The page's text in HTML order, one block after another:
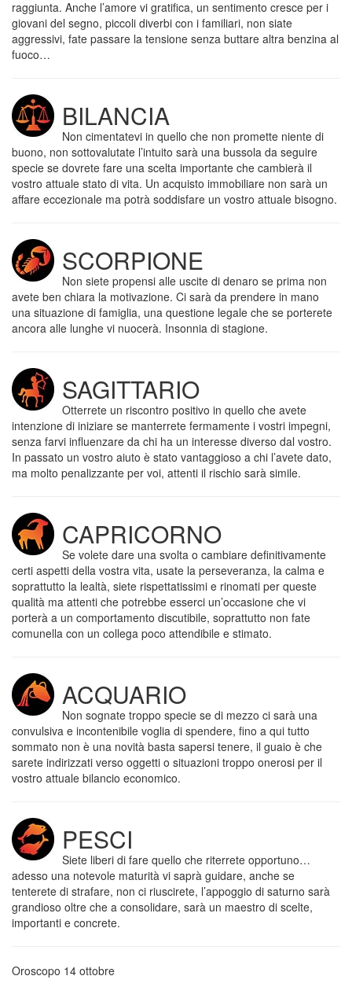
raggiunta. Anche l’amore vi gratifica, un sentimento cresce per i
giovani del segno, piccoli diverbi con i familiari, non siate
aggressivi, fate passare la tensione senza buttare altra benzina al
fuoco…
BILANCIA
Non cimentatevi in quello che non promette niente di
buono, non sottovalutate l’intuito sarà una bussola da seguire
specie se dovrete fare una scelta importante che cambierà il
vostro attuale stato di vita. Un acquisto immobiliare non sarà un
affare eccezionale ma potrà soddisfare un vostro attuale bisogno.
SCORPIONE
Non siete propensi alle uscite di denaro se prima non
avete ben chiara la motivazione. Ci sarà da prendere in mano
una situazione di famiglia, una questione legale che se porterete
ancora alle lunghe vi nuocerà. Insonnia di stagione.
SAGITTARIO
Otterrete un riscontro positivo in quello che avete
intenzione di iniziare se manterrete fermamente i vostri impegni,
senza farvi influenzare da chi ha un interesse diverso dal vostro.
In passato un vostro aiuto è stato vantaggioso a chi l’avete dato,
ma molto penalizzante per voi, attenti il rischio sarà simile.
CAPRICORNO
Se volete dare una svolta o cambiare definitivamente
certi aspetti della vostra vita, usate la perseveranza, la calma e
soprattutto la lealtà, siete rispettatissimi e rinomati per queste
qualità ma attenti che potrebbe esserci un’occasione che vi
porterà a un comportamento discutibile, soprattutto non fate
comunella con un collega poco attendibile e stimato.
ACQUARIO
Non sognate troppo specie se di mezzo ci sarà una
convulsiva e incontenibile voglia di spendere, fino a qui tutto
sommato non è una novità basta sapersi tenere, il guaio è che
sarete indirizzati verso oggetti o situazioni troppo onerosi per il
vostro attuale bilancio economico.
PESCI
Siete liberi di fare quello che riterrete opportuno…
adesso una notevole maturità vi saprà guidare, anche se
tenterete di strafare, non ci riuscirete, l’appoggio di saturno sarà
grandioso oltre che a consolidare, sarà un maestro di scelte,
importanti e concrete.
Oroscopo 14 ottobre